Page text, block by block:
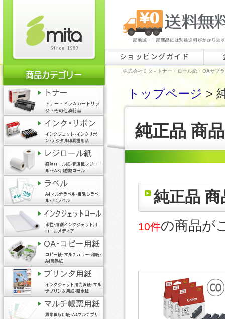
ショッピングガイド
株式会社ミタ - トナー・ロール紙・OAサプ
トップページ>
純正品 商
純正品 商
10件の商品が